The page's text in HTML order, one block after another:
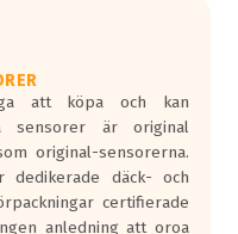
att köpa och kan
sensorer är original
original-sensorerna.
dedikerade däck- och
certifierade
anledning att oroa